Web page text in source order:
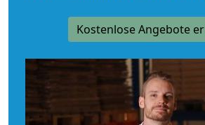
Kostenlose Angebote